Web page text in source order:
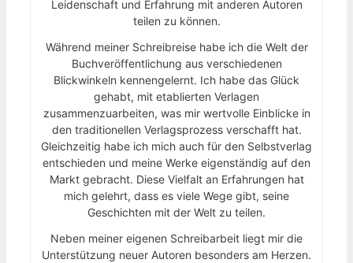
Leidenschaft und Erfahrung mit anderen Autoren
teilen zu können.
Während meiner Schreibreise habe ich die Welt der
Buchveröffentlichung aus verschiedenen
Blickwinkeln kennengelernt. Ich habe das Glück
gehabt, mit etablierten Verlagen
zusammenzuarbeiten, was mir wertvolle Einblicke in
den traditionellen Verlagsprozess verschafft hat.
Gleichzeitig habe ich mich auch für den Selbstverlag
entschieden und meine Werke eigenständig auf den
Markt gebracht. Diese Vielfalt an Erfahrungen hat
mich gelehrt, dass es viele Wege gibt, seine
Geschichten mit der Welt zu teilen.
Neben meiner eigenen Schreibarbeit liegt mir die
Unterstützung neuer Autoren besonders am Herzen.